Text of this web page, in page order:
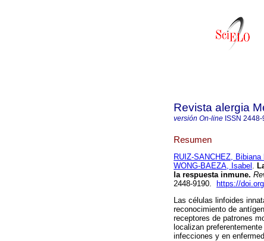
Revista alergia
versión On-line ISSN 2448-
Resumen
RUIZ-SANCHEZ, Bibiana
WONG-BAEZA, Isabel .
la respuesta inmune.
2448-9190.
https://
Las células linfoides
reconocimiento de
receptores de patrones
localizan
infecciones y en